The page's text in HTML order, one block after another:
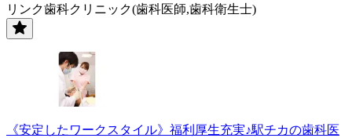
リンク歯科クリニック(歯科医師,歯科衛生士)
《安定したワークスタイル》福利厚生充実♪駅チカの歯科医